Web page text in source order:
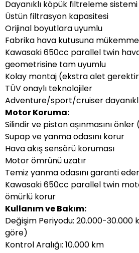
Dayanıklı köpük filtreleme
Üstün filtrasyon kapasitesi
Orijinal boyutlara uyumlu
Fabrika hava kutusuna
Kawasaki 650cc parallel twin
geometrisine tam uyumlu
Kolay montaj (ekstra alet
TÜV onaylı teknolojiler
Adventure/sport/cruiser
Motor Koruma:
Silindir ve piston aşınmasını
Supap ve yanma odasını korur
Hava akış sensörü koruması
Motor ömrünü uzatır
Temiz yanma odasını garanti eder
Kawasaki 650cc parallel twin
ömürlü korur
Kullanım ve Bakım:
Değişim Periyodu: 20.000-30.000
göre)
Kontrol Aralığı: 10.000 km